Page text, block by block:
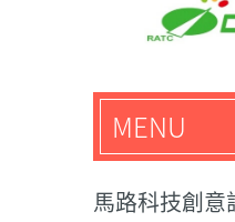
馬路科
仔,文
MENU
馬路科技創意